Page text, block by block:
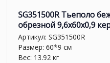
SG351500R Тьеполо
обрезной 9,6x60x0,9
Артикул: SG351500R
Размер: 60*9 см
Вес: 13.92 кг